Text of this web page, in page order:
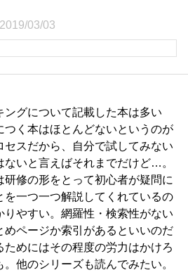
2019/03/03
ングについて記載した本は多い
つく本はほとんどないというのが
セスだから、自分で試してみない
ないと言えばそれまでだけど…。
研修の形をとって初心者が疑問に
を一つ一つ解説してくれているの
りやすい。網羅性・検索性がない
めページか索引があるといいのだ
ためにはその程度の労力はかけろ
。他のシリーズも読んでみたい。